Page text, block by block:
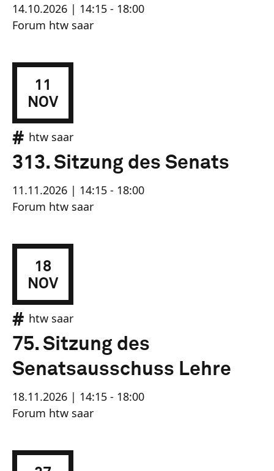
14.10.2026 | 14:15 - 18:00
Forum htw saar
11
NOV
htw saar
313. Sitzung des Senats
11.11.2026 | 14:15 - 18:00
Forum htw saar
18
NOV
htw saar
75. Sitzung des
Senatsausschuss Lehre
18.11.2026 | 14:15 - 18:00
Forum htw saar